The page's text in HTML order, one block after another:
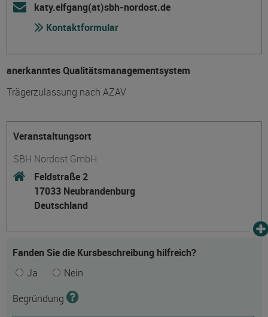
katy.elfgang(at)sbh-nordost.de
Kontaktformular
anerkanntes Qualitätsmanagementsystem
Trägerzulassung nach AZAV
Veranstaltungsort
SBH Nordost GmbH
Feldstraße 2
17033 Neubrandenburg
Deutschland
Fanden Sie die Kursbeschreibung hilfreich?
Ja
Nein
Begründung